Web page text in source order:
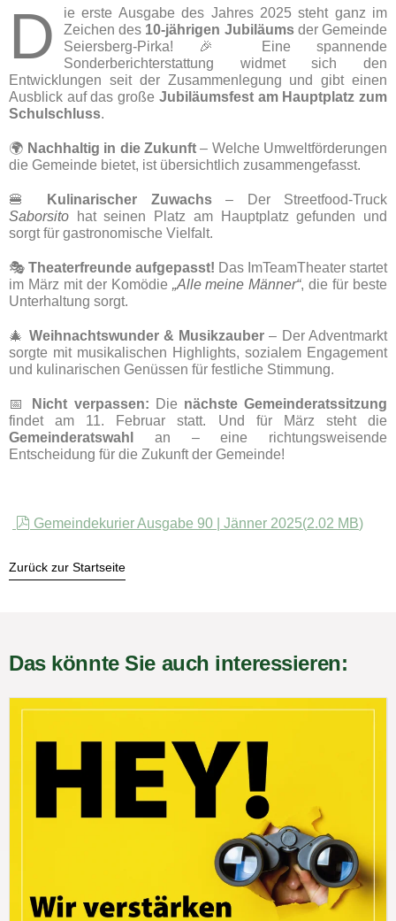
D
ie erste Ausgabe des Jahres 2025 steht ganz im
Zeichen des 10-jährigen Jubiläumsder Gemeinde
Seiersberg-Pirka! 🎉 Eine spannende
Sonderberichterstattung widmet sich den
Entwicklungen seit der Zusammenlegung und gibt einen
Ausblick auf das große Jubiläumsfest am Hauptplatz zum
Schulschluss.
🌍 Nachhaltig in die Zukunft– Welche Umweltförderungen
die Gemeinde bietet, ist übersichtlich zusammengefasst.
🍔 Kulinarischer Zuwachs– Der Streetfood-Truck
Saborsito hat seinen Platz am Hauptplatz gefunden und
sorgt für gastronomische Vielfalt.
🎭 Theaterfreunde aufgepasst! Das ImTeamTheater startet
im März mit der Komödie „Alle meine Männer“, die für beste
Unterhaltung sorgt.
🎄 Weihnachtswunder & Musikzauber – Der Adventmarkt
sorgte mit musikalischen Highlights, sozialem Engagement
und kulinarischen Genüssen für festliche Stimmung.
📅 Nicht verpassen: Die nächste Gemeinderatssitzung
findet am 11. Februar statt. Und für März steht die
Gemeinderatswahl
an – eine richtungsweisende
Entscheidung für die Zukunft der Gemeinde!
pdf
Gemeindekurier Ausgabe 90 | Jänner 2025(2.02 MB)
Zurück zur Startseite
Das könnte Sie auch interessieren: